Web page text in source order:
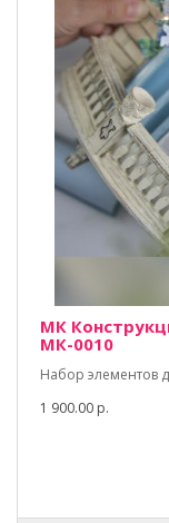
МК
МК-0010
Набор элементов
1 900.00 р.